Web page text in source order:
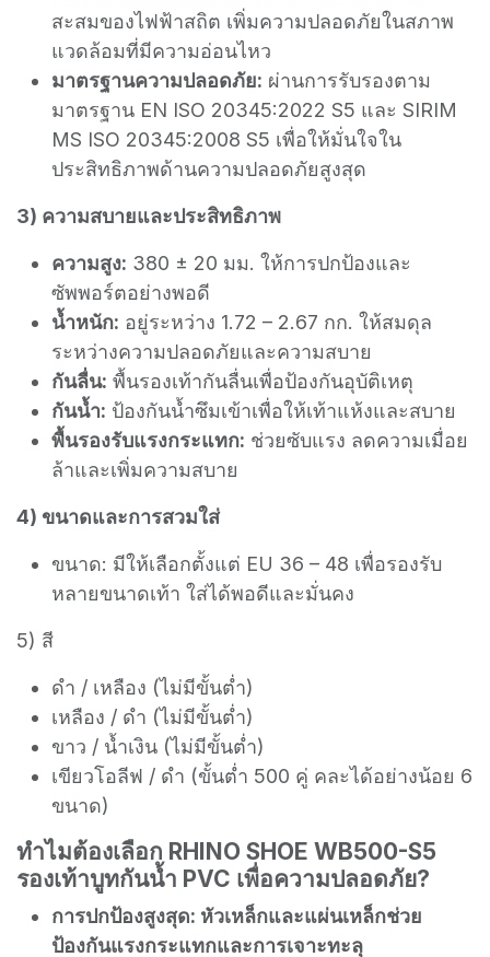
สะสมของไฟฟ้าสถิต เพิ่มความปลอดภัยในสภาพ
แวดล้อมที่มีความอ่อนไหว
มาตรฐานความปลอดภัย: ผ่านการรับรองตาม
มาตรฐาน EN ISO 20345:2022 S5 และ SIRIM
MS ISO 20345:2008 S5 เพื่อให้มั่นใจใน
ประสิทธิภาพด้านความปลอดภัยสูงสุด
3) ความสบายและประสิทธิภาพ
ความสูง: 380 ± 20 มม. ให้การปกป้องและ
ซัพพอร์ตอย่างพอดี
น้ำหนัก: อยู่ระหว่าง 1.72 – 2.67 กก. ให้สมดุล
ระหว่างความปลอดภัยและความสบาย
กันลื่น: พื้นรองเท้ากันลื่นเพื่อป้องกันอุบัติเหตุ
กันน้ำ: ป้องกันน้ำซึมเข้าเพื่อให้เท้าแห้งและสบาย
พื้นรองรับแรงกระแทก: ช่วยซับแรง ลดความเมื่อย
ล้าและเพิ่มความสบาย
4) ขนาดและการสวมใส่
ขนาด: มีให้เลือกตั้งแต่ EU 36 – 48 เพื่อรองรับ
หลายขนาดเท้า ใส่ได้พอดีและมั่นคง
5) สี
ดำ / เหลือง (ไม่มีขั้นต่ำ)
เหลือง / ดำ (ไม่มีขั้นต่ำ)
ขาว / น้ำเงิน (ไม่มีขั้นต่ำ)
เขียวโอลีฟ / ดำ (ขั้นต่ำ 500 คู่ คละได้อย่างน้อย 6
ขนาด)
ทำไมต้องเลือก RHINO SHOE WB500-S5
รองเท้าบูทกันน้ำ PVC เพื่อความปลอดภัย?
การปกป้องสูงสุด: หัวเหล็กและแผ่นเหล็กช่วย
ป้องกันแรงกระแทกและการเจาะทะลุ